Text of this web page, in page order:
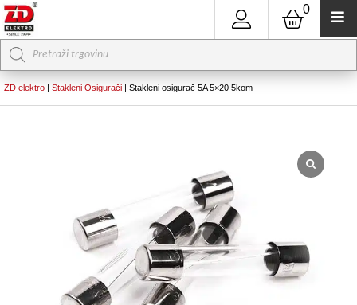
0
Products
search
ZD elektro | Stakleni Osigurači | Stakleni osigurač 5A 5×20 5kom